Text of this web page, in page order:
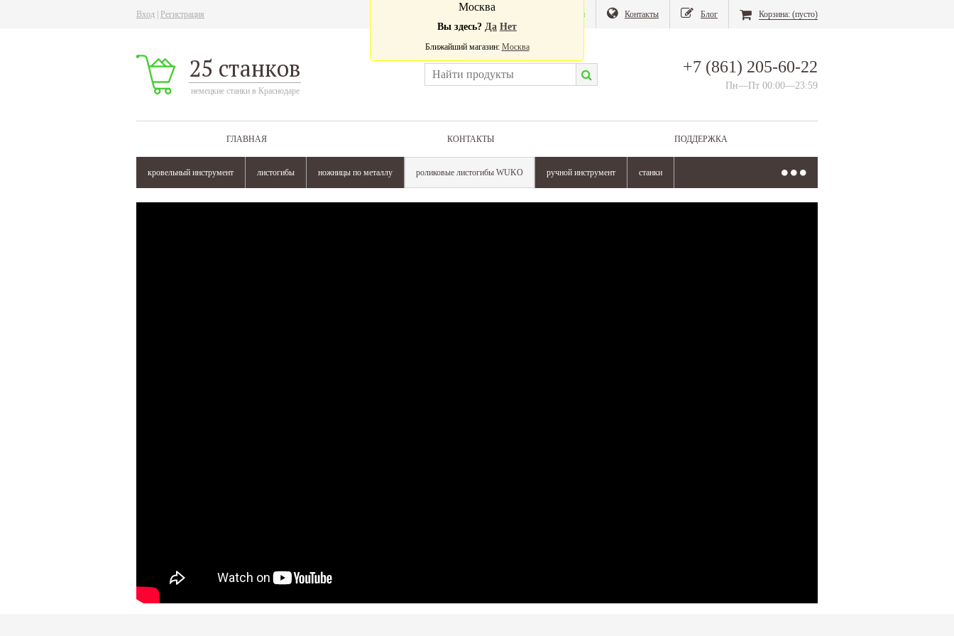
Вход Регистрация Магазин Контакты Блог Корзина: (пусто)
25 станков
немецкие станки в Краснодаре
+7 (861) 205-60-22
Пн—Пт 00:00—23:59
ГЛАВНАЯ КОНТАКТЫ ПОДДЕРЖКА
кровельный инструмент листогибы ножницы по металлу роликовые листогибы WUKO ручной инструмент станки
Москва
Вы здесь? Да Нет
Ближайший магазин: Москва